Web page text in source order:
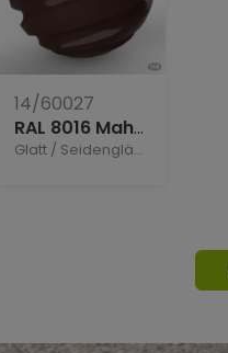
14/60027
RAL 8016 Mahagonibraun
Glatt / Seidenglänzend